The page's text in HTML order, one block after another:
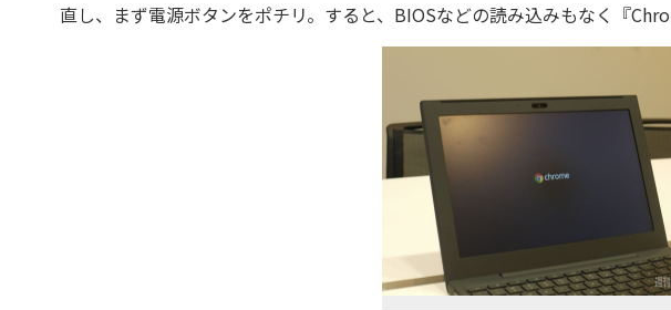
直し、まず電源ボタンをポチリ。すると、BIOSなどの読み込みもなく『